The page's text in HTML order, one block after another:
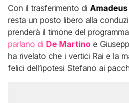
Con il trasferimento di Amadeus
resta un posto libero alla
prenderà il timone del
parlano di De Martino e
ha rivelato che i vertici Rai e la
felici dell’ipotesi Stefano ai